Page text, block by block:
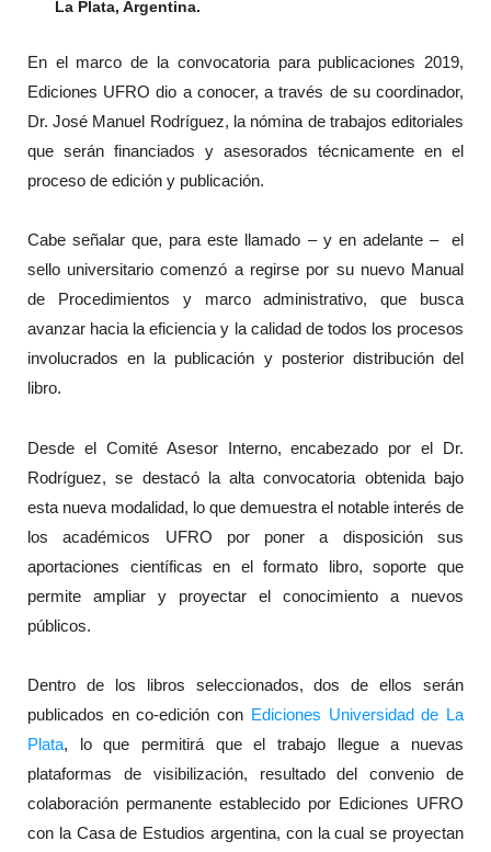
La Plata, Argentina.
En el marco de la convocatoria para publicaciones 2019,
Ediciones UFRO dio a conocer, a través de su coordinador,
Dr. José Manuel Rodríguez, la nómina de trabajos editoriales
que serán financiados y asesorados técnicamente en el
proceso de edición y publicación.
Cabe señalar que, para este llamado – y en adelante – el
sello universitario comenzó a regirse por su nuevo Manual
de Procedimientos y marco administrativo, que busca
avanzar hacia la eficiencia y la calidad de todos los procesos
involucrados en la publicación y posterior distribución del
libro.
Desde el Comité Asesor Interno, encabezado por el Dr.
Rodríguez, se destacó la alta convocatoria obtenida bajo
esta nueva modalidad, lo que demuestra el notable interés de
los académicos UFRO por poner a disposición sus
aportaciones científicas en el formato libro, soporte que
permite ampliar y proyectar el conocimiento a nuevos
públicos.
Dentro de los libros seleccionados, dos de ellos serán
publicados en co-edición con Ediciones Universidad de La
Plata, lo que permitirá que el trabajo llegue a nuevas
plataformas de visibilización, resultado del convenio de
colaboración permanente establecido por Ediciones UFRO
con la Casa de Estudios argentina, con la cual se proyectan